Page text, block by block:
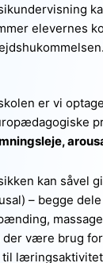
elevernes
er vi
kan såvel
– begge
der være brug for
til